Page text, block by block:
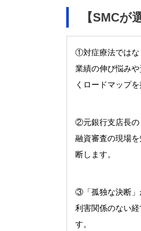
【SMCが
①対症療法ではな
業績の伸び悩み
くロードマップを
②元銀行支店長の
融資審査の現場
断します。
③「孤独な決断」
利害関係のない
す。